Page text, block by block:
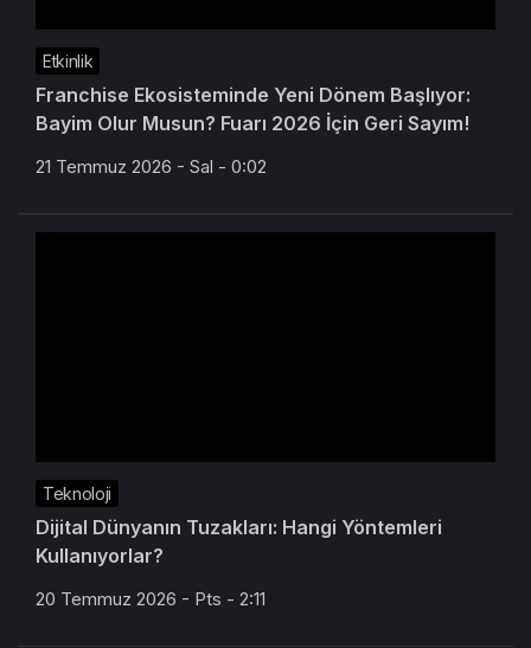
Etkinlik
Franchise Ekosisteminde Yeni Dönem Başlıyor:
Bayim Olur Musun? Fuarı 2026 İçin Geri Sayım!
21 Temmuz 2026 - Sal - 0:02
Teknoloji
Dijital Dünyanın Tuzakları: Hangi Yöntemleri
Kullanıyorlar?
20 Temmuz 2026 - Pts - 2:11